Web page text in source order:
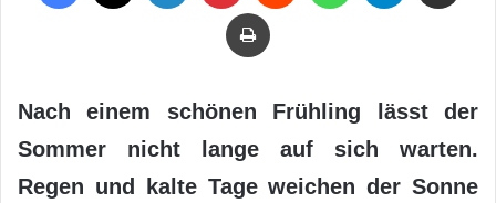
Drucken
Nach einem schönen Frühling lässt der
Sommer nicht lange auf sich warten.
Regen und kalte Tage weichen der Sonne